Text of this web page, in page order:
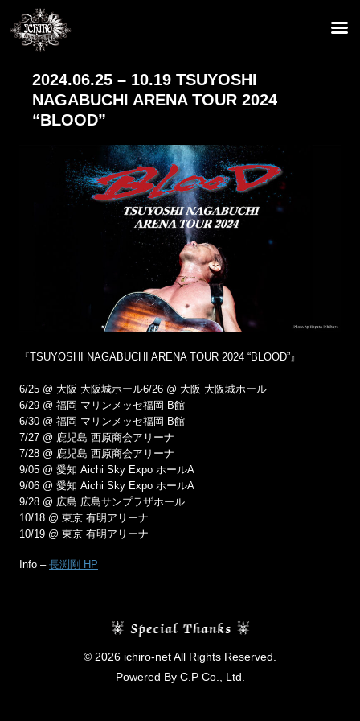
2024.06.25 – 10.19 TSUYOSHI
NAGABUCHI ARENA TOUR 2024
“BLOOD”
『TSUYOSHI NAGABUCHI ARENA TOUR 2024 “BLOOD”』
6/25 @ 大阪 大阪城ホール6/26 @ 大阪 大阪城ホール
6/29 @ 福岡 マリンメッセ福岡 B館
6/30 @ 福岡 マリンメッセ福岡 B館
7/27 @ 鹿児島 西原商会アリーナ
7/28 @ 鹿児島 西原商会アリーナ
9/05 @ 愛知 Aichi Sky Expo ホールA
9/06 @ 愛知 Aichi Sky Expo ホールA
9/28 @ 広島 広島サンプラザホール
10/18 @ 東京 有明アリーナ
10/19 @ 東京 有明アリーナ
Info – 長渕剛 HP
© 2026 ichiro-net All Rights Reserved.
Powered By C.P Co., Ltd.